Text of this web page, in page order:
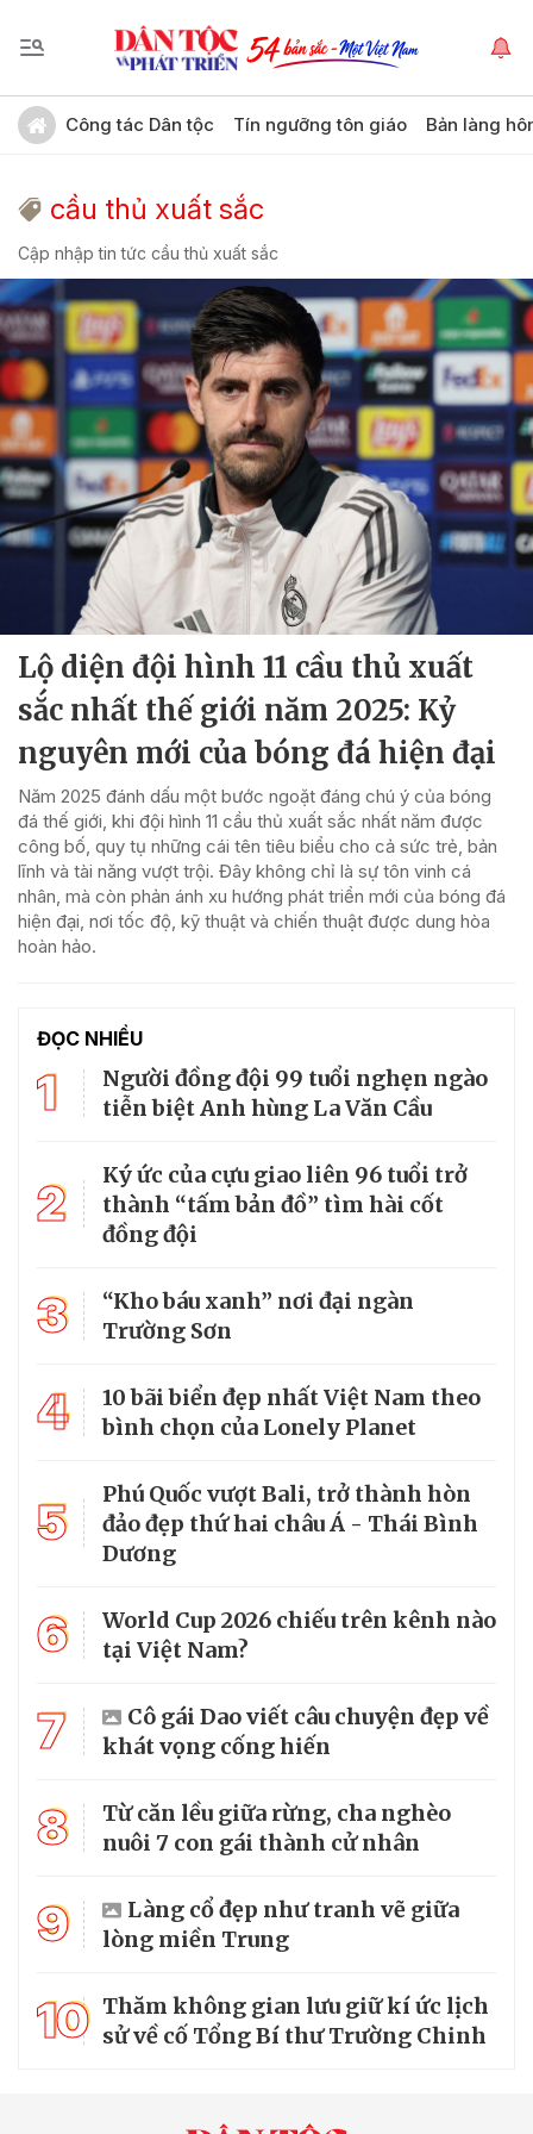
Công tác Dân tộc Tín ngưỡng tôn giáo Bản làng
cầu thủ xuất sắc
Cập nhập tin tức cầu thủ xuất sắc
Lộ diện đội hình 11 cầu thủ xuất
sắc nhất thế giới năm 2025: Kỷ
nguyên mới của bóng đá hiện đại
Năm 2025 đánh dấu một bước ngoặt đáng chú ý của bóng
đá thế giới, khi đội hình 11 cầu thủ xuất sắc nhất năm được
công bố, quy tụ những cái tên tiêu biểu cho cả sức trẻ, bản
lĩnh và tài năng vượt trội. Đây không chỉ là sự tôn vinh cá
nhân, mà còn phản ánh xu hướng phát triển mới của bóng đá
hiện đại, nơi tốc độ, kỹ thuật và chiến thuật được dung hòa
hoàn hảo.
ĐỌC NHIỀU
1
Người đồng đội 99 tuổi nghẹn ngào
tiễn biệt Anh hùng La Văn Cầu
2
Ký ức của cựu giao liên 96 tuổi trở
thành “tấm bản đồ” tìm hài cốt
đồng đội
3
“Kho báu xanh” nơi đại ngàn
Trường Sơn
4
10 bãi biển đẹp nhất Việt Nam theo
bình chọn của Lonely Planet
5
Phú Quốc vượt Bali, trở thành hòn
đảo đẹp thứ hai châu Á - Thái Bình
Dương
6
World Cup 2026 chiếu trên kênh nào
tại Việt Nam?
7
Cô gái Dao viết câu chuyện đẹp về
khát vọng cống hiến
8
Từ căn lều giữa rừng, cha nghèo
nuôi 7 con gái thành cử nhân
9
Làng cổ đẹp như tranh vẽ giữa
lòng miền Trung
10 Thăm không gian lưu giữ kí ức lịch
sử về cố Tổng Bí thư Trường Chinh